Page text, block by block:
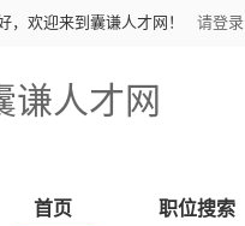
，欢迎来到囊谦人才网！ 请登录
谦人才网
首页 职位搜索